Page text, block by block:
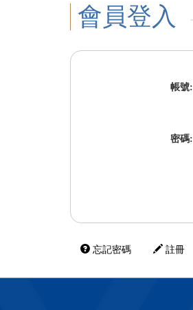
會員登入
帳號:
密碼:
忘記密碼 註冊